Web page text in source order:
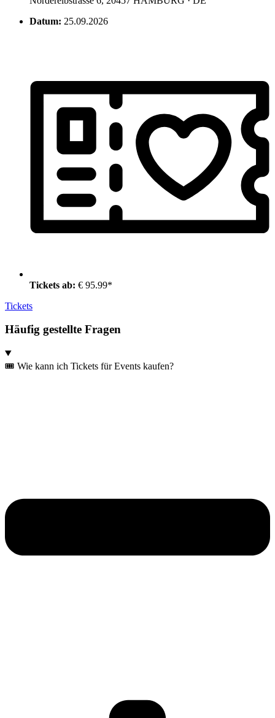
Datum: 25.09.2026
Tickets ab: € 95.99*
Tickets
Häufig gestellte Fragen
🎟️ Wie kann ich Tickets für Events kaufen?